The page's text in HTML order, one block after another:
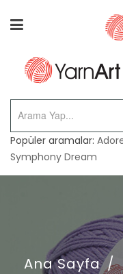
Popüler aramalar:
Symphony Dream
Ana Sayfa /